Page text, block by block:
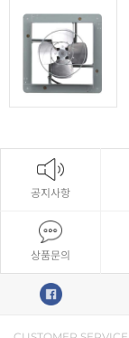
공지사항
상품문의